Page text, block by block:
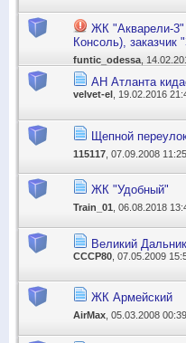
ЖК "Акварели-3"
Консоль), заказчик
funtic_odessa ,
АН Атланта
velvet-el , 19.02.2016
Щепной
115117 , 07.09.2008 11:25
ЖК "Удобный"
Train_01 , 06.08.2018
Великий
СССР80 , 07.05.2009
ЖК Армейский
AirMax , 05.03.2008 00:39